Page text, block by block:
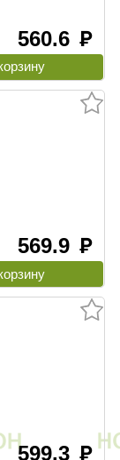
560.6 руб
569.9 руб
599.3 руб